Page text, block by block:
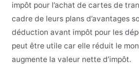
impôt pour l’achat de cartes de
cadre de leurs plans d’avantages
déduction avant impôt pour les
peut être utile car elle réduit le
augmente la valeur nette d’impôt.